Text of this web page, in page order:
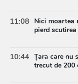
11:08 Nici moartea
pierd
10:44 Țara care nu
trecut de 200